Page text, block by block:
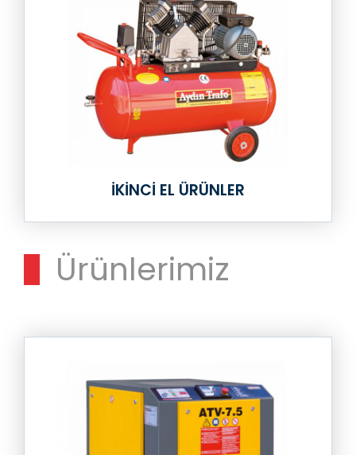
İKİNCİ EL ÜRÜNLER
Ürünlerimiz